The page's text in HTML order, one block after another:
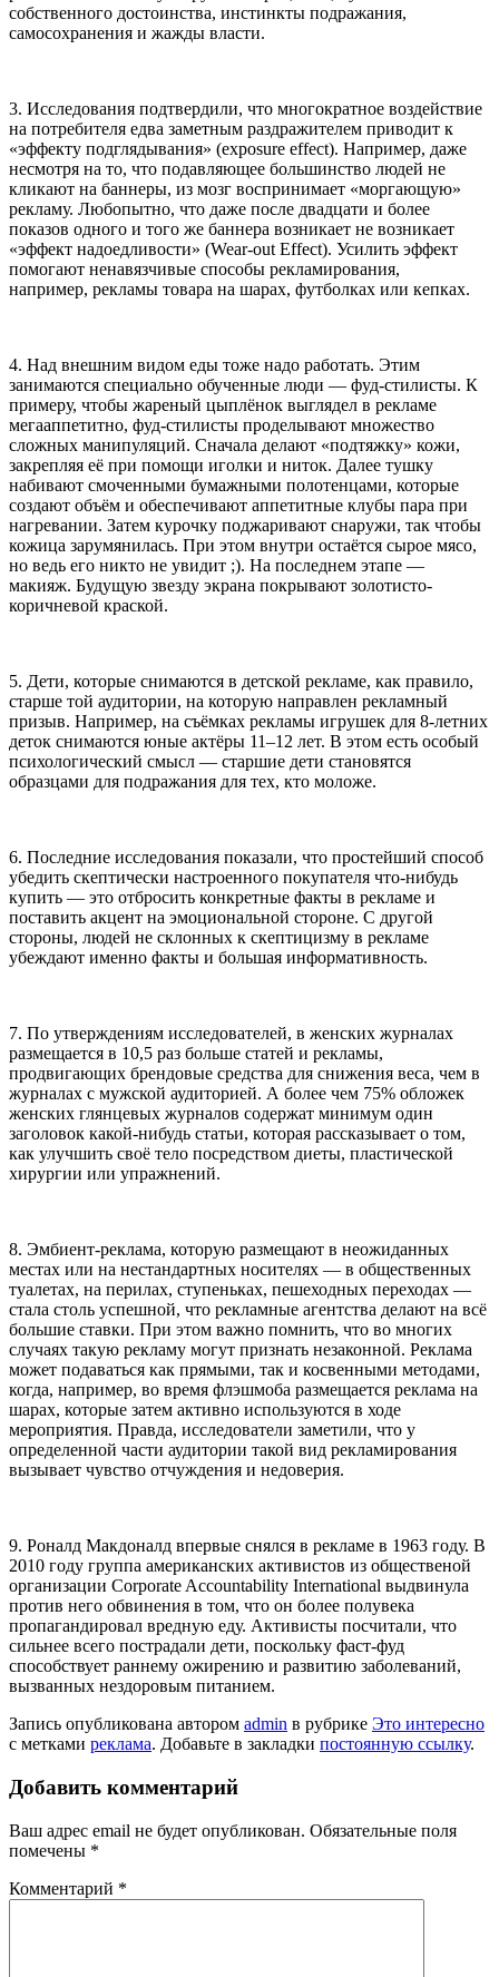
собственного достоинства, инстинкты подражания,
самосохранения и жажды власти.
3. Исследования подтвердили, что многократное воздействие
на потребителя едва заметным раздражителем приводит к
«эффекту подглядывания» (exposure effect). Например, даже
несмотря на то, что подавляющее большинство людей не
кликают на баннеры, из мозг воспринимает «моргающую»
рекламу. Любопытно, что даже после двадцати и более
показов одного и того же баннера возникает не возникает
«эффект надоедливости» (Wear-out Effect). Усилить эффект
помогают ненавязчивые способы рекламирования,
например, рекламы товара на шарах, футболках или кепках.
4. Над внешним видом еды тоже надо работать. Этим
занимаются специально обученные люди — фуд-стилисты. К
примеру, чтобы жареный цыплёнок выглядел в рекламе
мегааппетитно, фуд-стилисты проделывают множество
сложных манипуляций. Сначала делают «подтяжку» кожи,
закрепляя её при помощи иголки и ниток. Далее тушку
набивают смоченными бумажными полотенцами, которые
создают объём и обеспечивают аппетитные клубы пара при
нагревании. Затем курочку поджаривают снаружи, так чтобы
кожица зарумянилась. При этом внутри остаётся сырое мясо,
но ведь его никто не увидит ;). На последнем этапе —
макияж. Будущую звезду экрана покрывают золотисто-
коричневой краской.
5. Дети, которые снимаются в детской рекламе, как правило,
старше той аудитории, на которую направлен рекламный
призыв. Например, на съёмках рекламы игрушек для 8-летних
деток снимаются юные актёры 11–12 лет. В этом есть особый
психологический смысл — старшие дети становятся
образцами для подражания для тех, кто моложе.
6. Последние исследования показали, что простейший способ
убедить скептически настроенного покупателя что-нибудь
купить — это отбросить конкретные факты в рекламе и
поставить акцент на эмоциональной стороне. С другой
стороны, людей не склонных к скептицизму в рекламе
убеждают именно факты и большая информативность.
7. По утверждениям исследователей, в женских журналах
размещается в 10,5 раз больше статей и рекламы,
продвигающих брендовые средства для снижения веса, чем в
журналах с мужской аудиторией. А более чем 75% обложек
женских глянцевых журналов содержат минимум один
заголовок какой-нибудь статьи, которая рассказывает о том,
как улучшить своё тело посредством диеты, пластической
хирургии или упражнений.
8. Эмбиент-реклама, которую размещают в неожиданных
местах или на нестандартных носителях — в общественных
туалетах, на перилах, ступеньках, пешеходных переходах —
стала столь успешной, что рекламные агентства делают на всё
большие ставки. При этом важно помнить, что во многих
случаях такую рекламу могут признать незаконной. Реклама
может подаваться как прямыми, так и косвенными методами,
когда, например, во время флэшмоба размещается реклама на
шарах, которые затем активно используются в ходе
мероприятия. Правда, исследователи заметили, что у
определенной части аудитории такой вид рекламирования
вызывает чувство отчуждения и недоверия.
9. Роналд Макдоналд впервые снялся в рекламе в 1963 году. В
2010 году группа американских активистов из общественой
организации Corporate Accountability International выдвинула
против него обвинения в том, что он более полувека
пропагандировал вредную еду. Активисты посчитали, что
сильнее всего пострадали дети, поскольку фаст-фуд
способствует раннему ожирению и развитию заболеваний,
вызванных нездоровым питанием.
Запись опубликована автором admin в рубрике Это интересно
с метками реклама. Добавьте в закладки постоянную ссылку.
Добавить комментарий
Ваш адрес email не будет опубликован. Обязательные поля
помечены *
Комментарий *